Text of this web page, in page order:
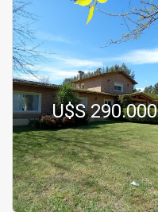
U$S 290.000